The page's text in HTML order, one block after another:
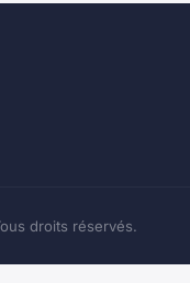
droits réservés.